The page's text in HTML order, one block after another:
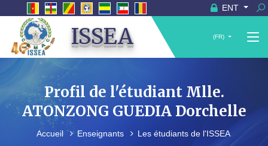
ENT
ISSEA (FR)
Profil de l'étudiant Mlle.
ATONZONG GUEDIA Dorchelle
Accueil Enseignants Les étudiants de l'ISSEA